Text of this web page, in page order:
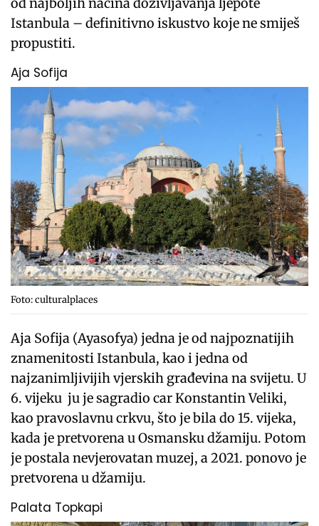
od najboljih načina doživljavanja ljepote
Istanbula – definitivno iskustvo koje ne smiješ
propustiti.
Aja Sofija
Foto: culturalplaces
Aja Sofija (Ayasofya) jedna je od najpoznatijih
znamenitosti Istanbula, kao i jedna od
najzanimljivijih vjerskih građevina na svijetu. U
6. vijeku ju je sagradio car Konstantin Veliki,
kao pravoslavnu crkvu, što je bila do 15. vijeka,
kada je pretvorena u Osmansku džamiju. Potom
je postala nevjerovatan muzej, a 2021. ponovo je
pretvorena u džamiju.
Palata Topkapi